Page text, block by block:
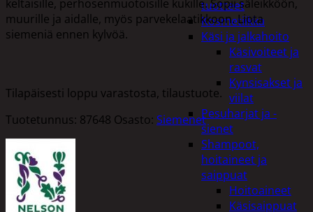
tuotteet
Kosmetiikka
Käsi ja jalkahoito
Käsivoiteet ja
rasvat
Kynsisakset ja
viilat
Pesuharjat ja -
sienet
Shampoot,
hoitaineet ja
saippuat
Hoitoaineet
Käsisaippuat
keltaisille, perhosenmuotoisille kukille. Sopii säleikköön,
muurille ja aidalle, myös parvekelaatikkoon. Liota
siemeniä ennen kylvöä.
Tilapäisesti loppu varastosta, tilaustuote.
Tuotetunnus: 87648 Osasto: Siemenet